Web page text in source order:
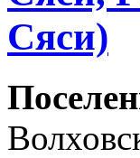
Сяси)